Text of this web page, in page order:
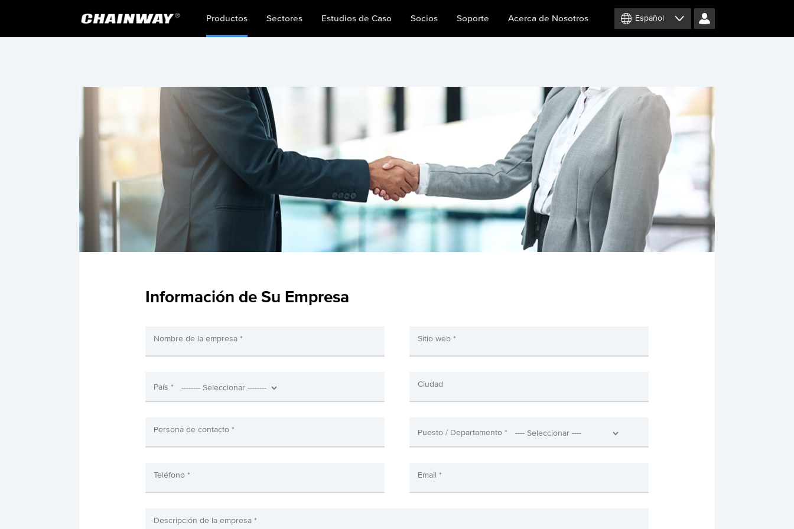
Español
Productos Sectores Estudios de Caso Socios Soporte Acerca de Nosotros
Información de Su Empresa
Nombre de la empresa * Sitio web *
País * Ciudad
Persona de contacto * Puesto / Departamento *
Teléfono * Email *